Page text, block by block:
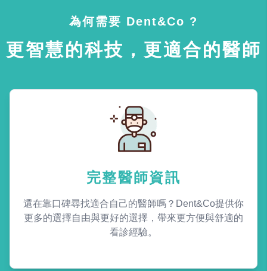
為何需要 Dent&Co ?
更智慧的科技，更適合的醫師
完整醫師資訊
還在靠口碑尋找適合自己的醫師嗎？Dent&Co提供你
更多的選擇自由與更好的選擇，帶來更方便與舒適的
看診經驗。